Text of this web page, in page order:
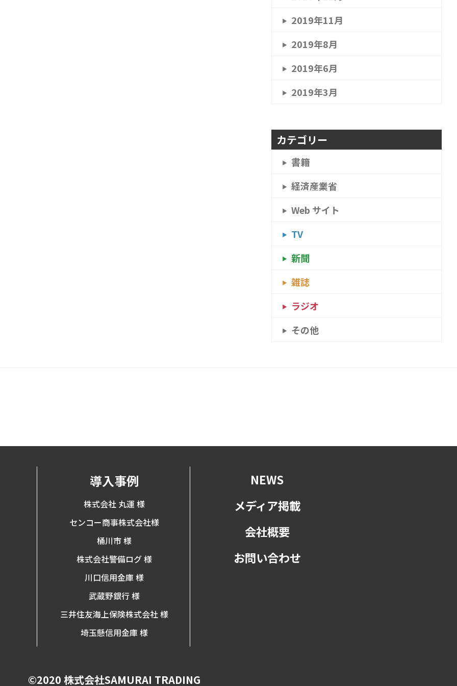
2019年11月
2019年8月
2019年6月
2019年3月
カテゴリー
書籍
経済産業省
Web サイト
TV
新聞
雑誌
ラジオ
その他
導入事例
株式会社 丸運 様
センコー商事株式会社様
桶川市 様
株式会社警備ログ 様
川口信用金庫 様
武蔵野銀行 様
三井住友海上保険株式会社 様
埼玉懸信用金庫 様
NEWS
メディア掲載
会社概要
お問い合わせ
©2020 株式会社SAMURAI TRADING